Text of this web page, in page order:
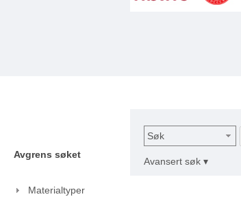
Avgrens søket
Materialtyper
Søk
Avansert søk ▾